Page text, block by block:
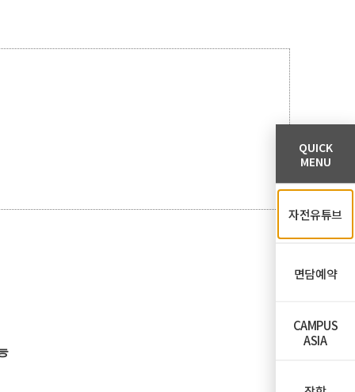
QUICK
MENU
자전유튜브
면담예약
CAMPUS
ASIA